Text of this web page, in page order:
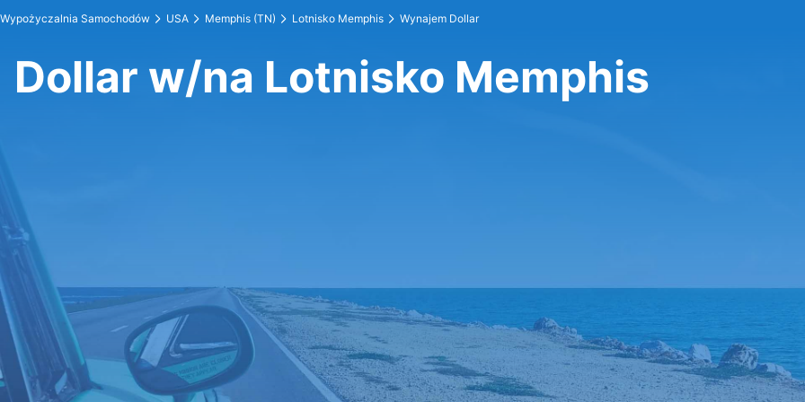
Wypożyczalnia Samochodów USA Memphis (TN) Lotnisko Memphis Wynajem Dollar
Dollar w/na Lotnisko Memphis